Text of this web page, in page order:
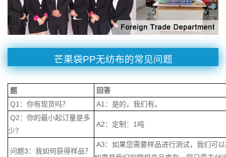
芒果袋PP无纺布的常见问题
题
回答
Q1：你有现货吗？
A1：是的，我们有。
Q2：你的最小起订量是多
少？
A2：定制：1吨
问题3：我如何获得样品？
A3：如果您需要样品进行测试，我们可